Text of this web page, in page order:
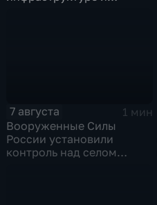
7 августа
1 мин
Вооруженные Силы
России установили
контроль над селом